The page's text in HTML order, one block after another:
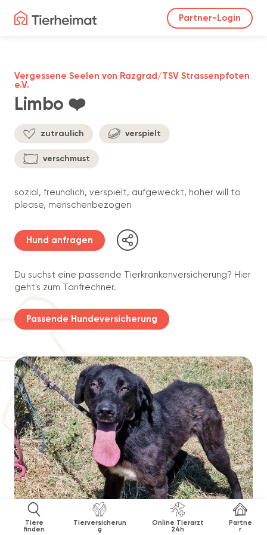
Partner-Login
Tiere
finden
Tierversicherun
g
Online Tierarzt
24h
Partne
r
Limbo ❤️
Vergessene Seelen von Razgrad/TSV Strassenpfoten
e.V.
zutraulich verspielt
verschmust
sozial, freundlich, verspielt, aufgeweckt, hoher will to
please, menschenbezogen
Hund anfragen
Du suchst eine passende Tierkrankenversicherung? Hier
geht's zum Tarifrechner.
Passende Hundeversicherung